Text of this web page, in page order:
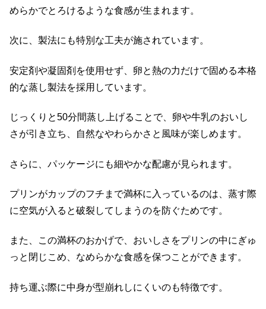
めらかでとろけるような食感が生まれます。
次に、製法にも特別な工夫が施されています。
安定剤や凝固剤を使用せず、卵と熱の力だけで固める本格
的な蒸し製法を採用しています。
じっくりと50分間蒸し上げることで、卵や牛乳のおいし
さが引き立ち、自然なやわらかさと風味が楽しめます。
さらに、パッケージにも細やかな配慮が見られます。
プリンがカップのフチまで満杯に入っているのは、蒸す際
に空気が入ると破裂してしまうのを防ぐためです。
また、この満杯のおかげで、おいしさをプリンの中にぎゅ
っと閉じこめ、なめらかな食感を保つことができます。
持ち運ぶ際に中身が型崩れしにくいのも特徴です。